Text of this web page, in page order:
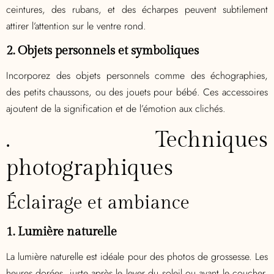
ceintures, des rubans, et des écharpes peuvent subtilement
attirer l’attention sur le ventre rond.
2. Objets personnels et symboliques
Incorporez des objets personnels comme des échographies,
des petits chaussons, ou des jouets pour bébé. Ces accessoires
ajoutent de la signification et de l’émotion aux clichés.
. Techniques
photographiques
Éclairage et ambiance
1. Lumière naturelle
La lumière naturelle est idéale pour des photos de grossesse. Les